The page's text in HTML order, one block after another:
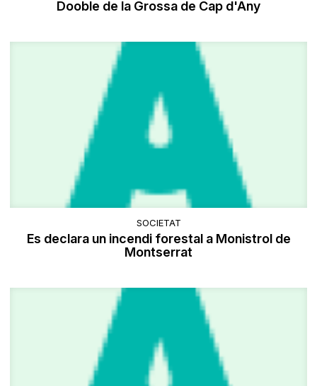
Dooble de la Grossa de Cap d'Any
SOCIETAT
Es declara un incendi forestal a Monistrol de
Montserrat